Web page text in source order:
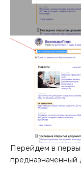
Перейдем в
предназначенный